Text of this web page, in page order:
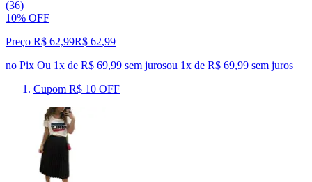
(36)
10% OFF
Preço R$ 62,99R$ 62,99
no Pix Ou 1x de R$ 69,99 sem jurosou 1x de R$ 69,99 sem juros
Cupom R$ 10 OFF